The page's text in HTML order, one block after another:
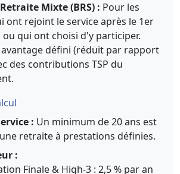
Mixte (BRS) : Pour les
ont rejoint le service après le 1er
ou qui ont choisi d'y participer.
défini (réduit par rapport
des contributions TSP du
: Un minimum de 20 ans est
retraite à prestations définies.
:
Finale & High-3 : 2,5 % par an